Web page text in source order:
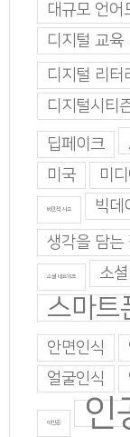
대규모 언어
디지털 교육
디지털 리터
디지털시티
딥페이크
미국
미
비판적 사고 빅데
생각을 담는
소셜 네트워크 소
스마트
안면인식
얼굴인식
이인준 인